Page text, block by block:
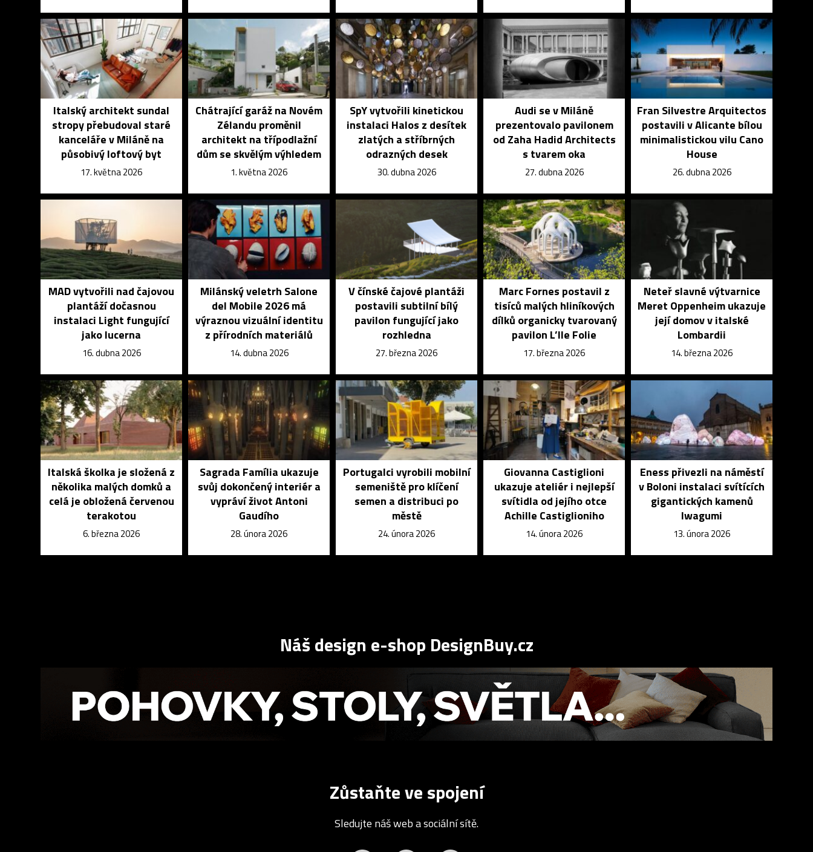
Italský architekt sundal
stropy přebudoval staré
kanceláře v Miláně na
působivý loftový byt
17. května 2026
Chátrající garáž na Novém
Zélandu proměnil
architekt na třípodlažní
dům se skvělým výhledem
1. května 2026
SpY vytvořili kinetickou
instalaci Halos z desítek
zlatých a stříbrných
odrazných desek
30. dubna 2026
Audi se v Miláně
prezentovalo pavilonem
od Zaha Hadid Architects
s tvarem oka
27. dubna 2026
Fran Silvestre Arquitectos
postavili v Alicante bílou
minimalistickou vilu Cano
House
26. dubna 2026
MAD vytvořili nad čajovou
plantáží dočasnou
instalaci Light fungující
jako lucerna
16. dubna 2026
Milánský veletrh Salone
del Mobile 2026 má
výraznou vizuální identitu
z přírodních materiálů
14. dubna 2026
V čínské čajové plantáži
postavili subtilní bílý
pavilon fungující jako
rozhledna
27. března 2026
Marc Fornes postavil z
tisíců malých hliníkových
dílků organicky tvarovaný
pavilon L’Ile Folie
17. března 2026
Neteř slavné výtvarnice
Meret Oppenheim ukazuje
její domov v italské
Lombardii
14. března 2026
Italská školka je složená z
několika malých domků a
celá je obložená červenou
terakotou
6. března 2026
Sagrada Família ukazuje
svůj dokončený interiér a
vypráví život Antoni
Gaudího
28. února 2026
Portugalci vyrobili mobilní
semeniště pro klíčení
semen a distribuci po
městě
24. února 2026
Giovanna Castiglioni
ukazuje ateliér i nejlepší
svítidla od jejího otce
Achille Castiglioniho
14. února 2026
Eness přivezli na náměstí
v Boloni instalaci svítících
gigantických kamenů
Iwagumi
13. února 2026
Náš design e-shop DesignBuy.cz
Zůstaňte ve spojení
Sledujte náš web a sociální sítě.